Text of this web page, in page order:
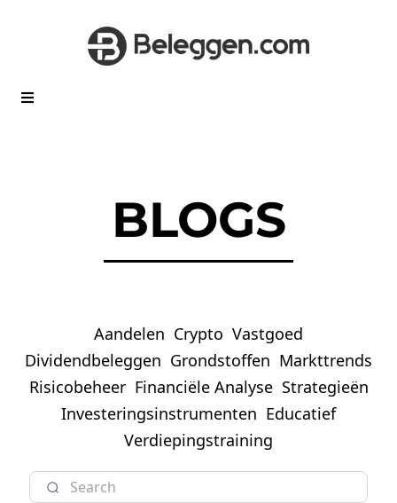
BLOGS
Aandelen Crypto Vastgoed
Dividendbeleggen Grondstoffen Markttrends
Risicobeheer Financiële Analyse Strategieën
Investeringsinstrumenten Educatief
Verdiepingstraining